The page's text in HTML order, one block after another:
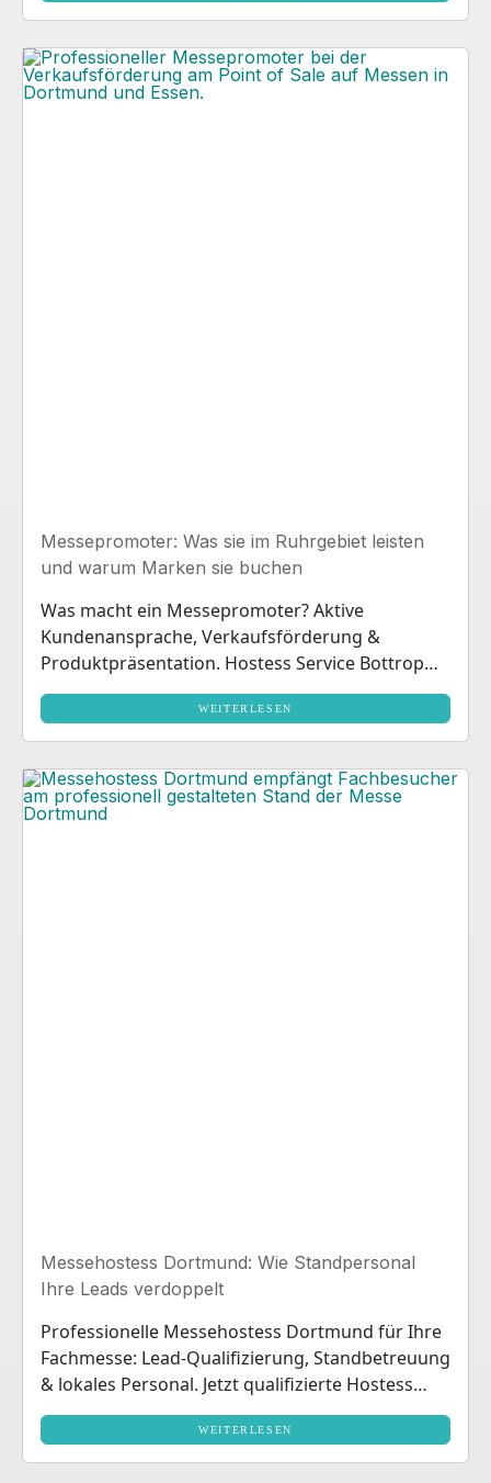
Messepromoter: Was sie im Ruhrgebiet leisten
und warum Marken sie buchen
Was macht ein Messepromoter? Aktive
Kundenansprache, Verkaufsförderung &
Produktpräsentation. Hostess Service Bottrop
für Ihr Event. Jetzt anfragen!
WEITERLESEN
Messehostess Dortmund: Wie Standpersonal
Ihre Leads verdoppelt
Professionelle Messehostess Dortmund für Ihre
Fachmesse: Lead-Qualifizierung, Standbetreuung
& lokales Personal. Jetzt qualifizierte Hostess
buchen!
WEITERLESEN